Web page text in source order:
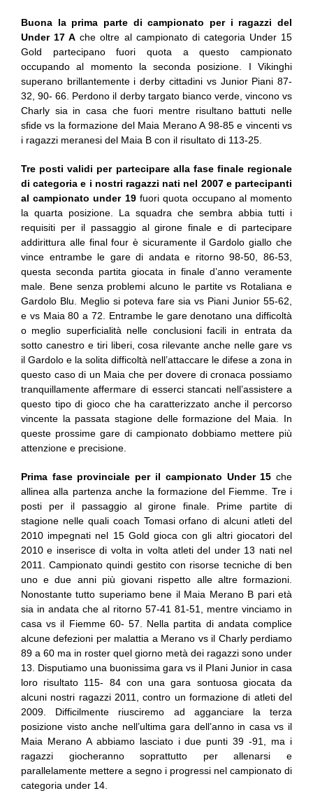
Buona la prima parte di campionato per i ragazzi del
Under 17 A che oltre al campionato di categoria Under 15
Gold partecipano fuori quota a questo campionato
occupando al momento la seconda posizione. I Vikinghi
superano brillantemente i derby cittadini vs Junior Piani 87-
32, 90- 66. Perdono il derby targato bianco verde, vincono vs
Charly sia in casa che fuori mentre risultano battuti nelle
sfide vs la formazione del Maia Merano A 98-85 e vincenti vs
i ragazzi meranesi del Maia B con il risultato di 113-25.
Tre posti validi per partecipare alla fase finale regionale
di categoria e i nostri ragazzi nati nel 2007 e partecipanti
al campionato under 19fuori quota occupano al momento
la quarta posizione. La squadra che sembra abbia tutti i
requisiti per il passaggio al girone finale e di partecipare
addirittura alle final four è sicuramente il Gardolo giallo che
vince entrambe le gare di andata e ritorno 98-50, 86-53,
questa seconda partita giocata in finale d’anno veramente
male. Bene senza problemi alcuno le partite vs Rotaliana e
Gardolo Blu. Meglio si poteva fare sia vs Piani Junior 55-62,
e vs Maia 80 a 72. Entrambe le gare denotano una difficoltà
o meglio superficialità nelle conclusioni facili in entrata da
sotto canestro e tiri liberi, cosa rilevante anche nelle gare vs
il Gardolo e la solita difficoltà nell’attaccare le difese a zona in
questo caso di un Maia che per dovere di cronaca possiamo
tranquillamente affermare di esserci stancati nell’assistere a
questo tipo di gioco che ha caratterizzato anche il percorso
vincente la passata stagione delle formazione del Maia. In
queste prossime gare di campionato dobbiamo mettere più
attenzione e precisione.
Prima fase provinciale per il campionato Under 15 che
allinea alla partenza anche la formazione del Fiemme. Tre i
posti per il passaggio al girone finale. Prime partite di
stagione nelle quali coach Tomasi orfano di alcuni atleti del
2010 impegnati nel 15 Gold gioca con gli altri giocatori del
2010 e inserisce di volta in volta atleti del under 13 nati nel
2011. Campionato quindi gestito con risorse tecniche di ben
uno e due anni più giovani rispetto alle altre formazioni.
Nonostante tutto superiamo bene il Maia Merano B pari età
sia in andata che al ritorno 57-41 81-51, mentre vinciamo in
casa vs il Fiemme 60- 57. Nella partita di andata complice
alcune defezioni per malattia a Merano vs il Charly perdiamo
89 a 60 ma in roster quel giorno metà dei ragazzi sono under
13. Disputiamo una buonissima gara vs il PIani Junior in casa
loro risultato 115- 84 con una gara sontuosa giocata da
alcuni nostri ragazzi 2011, contro un formazione di atleti del
2009. Difficilmente riusciremo ad agganciare la terza
posizione visto anche nell’ultima gara dell’anno in casa vs il
Maia Merano A abbiamo lasciato i due punti 39 -91, ma i
ragazzi giocheranno soprattutto per allenarsi e
parallelamente mettere a segno i progressi nel campionato di
categoria under 14.